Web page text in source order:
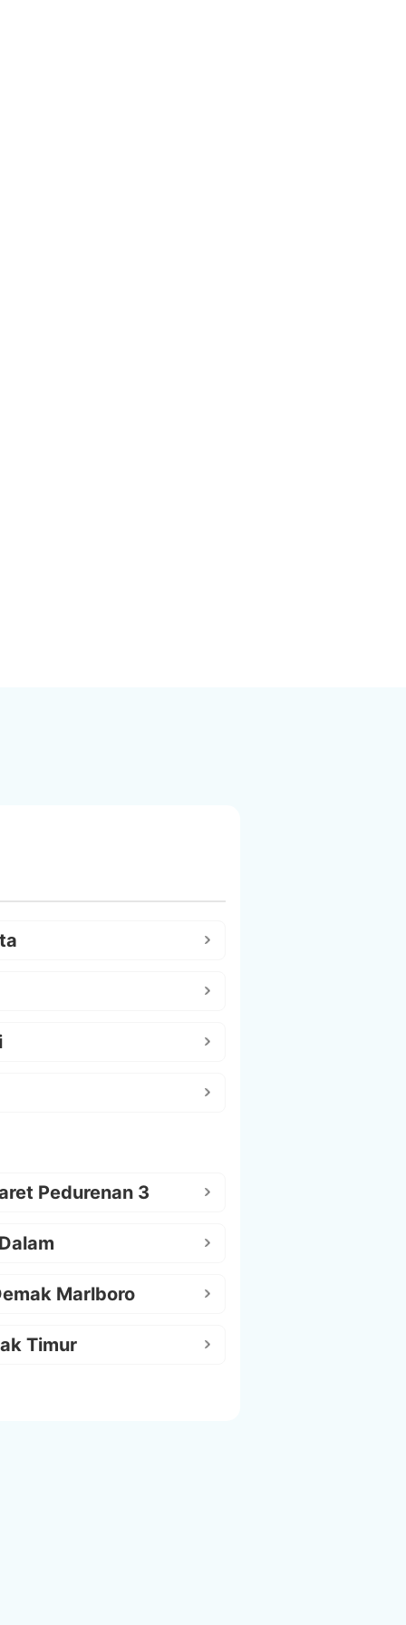
Pedurenan 3
Marlboro
Timur